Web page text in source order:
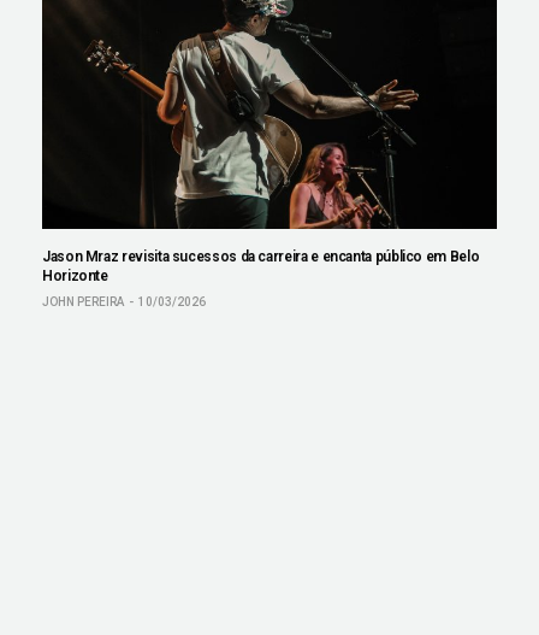
Jason Mraz revisita sucessos da carreira e encanta público em Belo
Horizonte
JOHN PEREIRA 10/03/2026